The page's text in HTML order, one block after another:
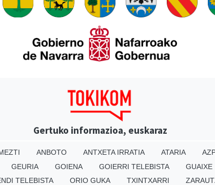
Gertuko informazioa, euskaraz
ANBOTO ANTXETA IRRATIA ATARIA
GEURIA GOIENA GOIERRI TELEBISTA GUAIXE
TELEBISTA ORIO GUKA TXINTXARRI